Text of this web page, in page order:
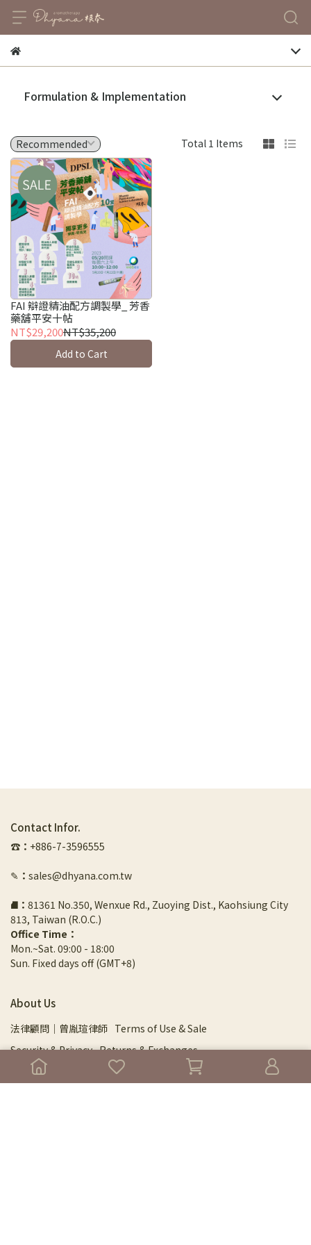
Formulation & Implementation
Total 1 Items
FAI 辯證精油配方調製學_ 芳香
藥舖平安十帖
NT$29,200NT$35,200
Add to Cart
Contact Infor.
☎︎ ： +886-7-3596555
✎ ： sales@dhyana.com.tw
⛘ ： 81361 No.350, Wenxue Rd., Zuoying Dist., Kaohsiung City
813, Taiwan (R.O.C.)
Office Time：
Mon.~Sat. 09:00 - 18:00
Sun. Fixed days off (GMT+8)
About Us
法律顧問｜曾胤瑄律師 Terms of Use & Sale
Security & Privacy Returns & Exchanges
Shipping Information Store Locator